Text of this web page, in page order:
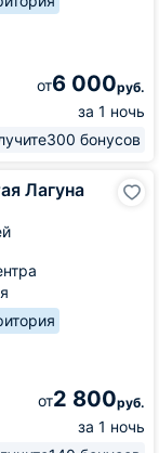
от6 000руб.
за 1 ночь
300 бонусов
Лагуна
от2 800руб.
за 1 ночь